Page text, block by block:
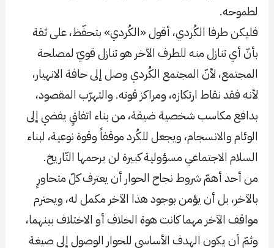
لطموحه.
فليكن طرفا الكُردي، أقول «الكُردي» بتحفّظ، على ثقة
بأنّ أي تنازل منه للطرف الآخر هو تنازل قويّ لمصلحة
المجتمع، لأنّ المجتمع الكُردي وصل إلى حافة الانهيار،
لأنه فقد نقاط ارتكازه، ومراكز قوته. والتهرّب المقصود،
بدافع مكاسب شخصية ضيقة، من بناء اتفاقٍ يفضي إلى
الوئام والانسجام، ويجعل للكُرد موقفاً وقوة نوعية، لبناء
السلام الاجتماعي مسؤولية كبيرة لن يرحمها التّاريخ.
من أحد أهمّ شروط نجاح الحوار أن يعترف كلّ متحاورٍ
بالآخر، بل أن يؤمن بوجود هذا الآخر مكمل له، ويحترم
مواقف الآخر مهما كانت هوة الخلاف أو الاختلاف بينهما،
وثمّ أن يكون الهدف الأساسي للحوار الوصول إلى صيغة